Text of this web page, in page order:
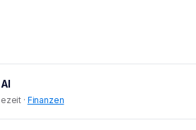
· Finanzen